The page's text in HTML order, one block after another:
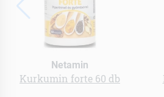
Netamin
Kurkumin forte 60 db